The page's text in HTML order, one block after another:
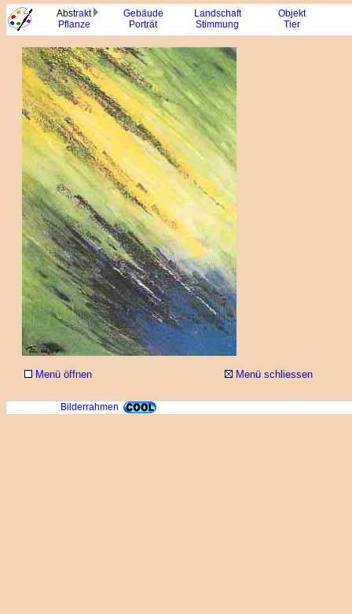
Abstrakt Gebäude Landschaft
Objekt
Pflanze
Porträt Stimmung Tier
Menü öffnen Menü schliessen
Bilderrahmen